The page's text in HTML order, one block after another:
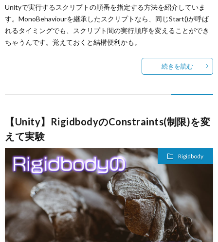
Unityで実行するスクリプトの順番を指定する方法を紹介していま
す。MonoBehaviourを継承したスクリプトなら、同じStart()が呼ば
れるタイミングでも、スクリプト間の実行順序を変えることができ
ちゃうんです。覚えておくと結構便利かも。
続きを読む
【Unity】RigidbodyのConstraints(制限)を変
えて実験
Rigidbody